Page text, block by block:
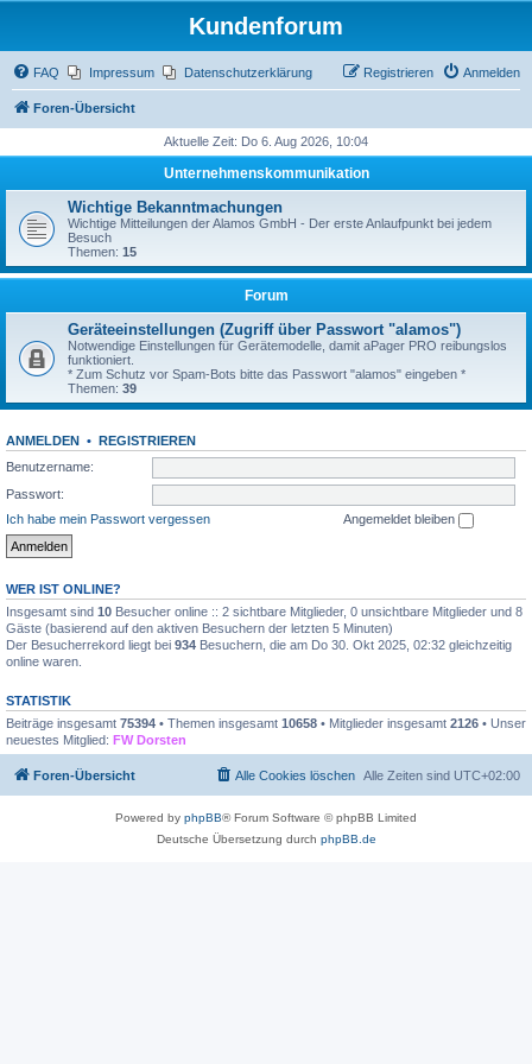
Kundenforum
FAQ Impressum Datenschutzerklärung Anmelden
Registrieren
Foren-Übersicht
Aktuelle Zeit: Do 6. Aug 2026, 10:04
Unternehmenskommunikation
Wichtige Bekanntmachungen
Wichtige Mitteilungen der Alamos GmbH - Der erste Anlaufpunkt bei jedem
Besuch
Themen: 15
Forum
Geräteeinstellungen (Zugriff über Passwort "alamos")
Notwendige Einstellungen für Gerätemodelle, damit aPager PRO reibungslos
funktioniert.
* Zum Schutz vor Spam-Bots bitte das Passwort "alamos" eingeben *
Themen: 39
ANMELDEN • REGISTRIEREN
Benutzername:
Passwort:
Ich habe mein Passwort vergessen
Angemeldet bleiben
WER IST ONLINE?
Insgesamt sind 10 Besucher online :: 2 sichtbare Mitglieder, 0 unsichtbare Mitglieder und 8
Gäste (basierend auf den aktiven Besuchern der letzten 5 Minuten)
Der Besucherrekord liegt bei 934 Besuchern, die am Do 30. Okt 2025, 02:32 gleichzeitig
online waren.
STATISTIK
Beiträge insgesamt 75394 • Themen insgesamt 10658 • Mitglieder insgesamt 2126 • Unser
neuestes Mitglied: FW Dorsten
Foren-Übersicht Alle Zeiten sind UTC+02:00
Alle Cookies löschen
Powered by phpBB® Forum Software © phpBB Limited
Deutsche Übersetzung durch phpBB.de